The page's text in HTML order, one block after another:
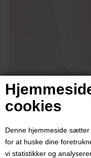
cookies
Denne hjemmeside
for at huske dine
vi statistikker og